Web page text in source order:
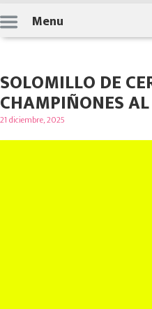
Skip
to
content
Menu
SOLOMILLO DE
CHAMPIÑONES
Posted
21 diciembre, 2025